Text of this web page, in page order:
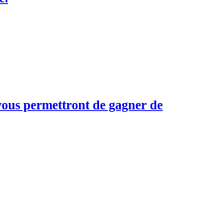
permettront de gagner de